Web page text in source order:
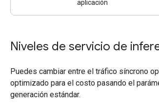
aplicación
Niveles de servicio de
Puedes cambiar entre el tráfico síncrono
optimizado para el costo pasando el
generación estándar.